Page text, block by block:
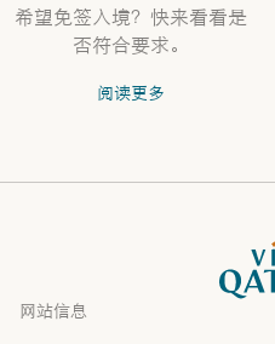
希望免签入境？快来看看是
否符合要求。
阅读更多
网站信息